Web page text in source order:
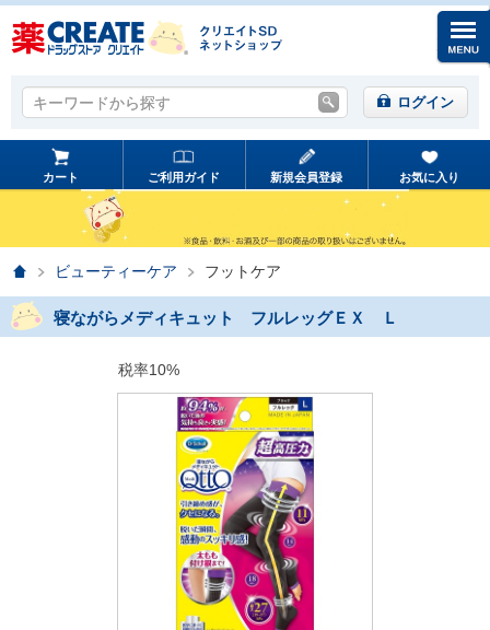
キーワードから探す
キーワードから探す ログイン
カート ご利用ガイド 新規会員登録 お気に入り
ホームビューティーケア フットケア
寝ながらメディキュット フルレッグＥＸ Ｌ
税率10%